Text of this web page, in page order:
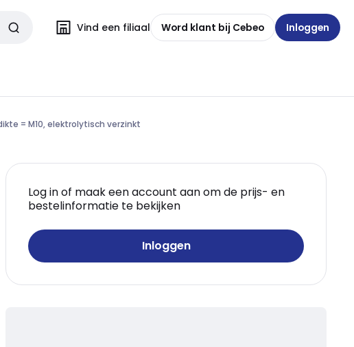
Vind een filiaal Word klant bij Cebeo Inloggen
= M10, elektrolytisch verzinkt
Log in of maak een account aan om de prijs- en
bestelinformatie te bekijken
Inloggen